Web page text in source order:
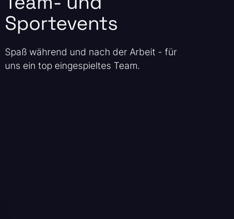
Sportevents
Spaß während und nach der Arbeit - für
uns ein top eingespieltes Team.